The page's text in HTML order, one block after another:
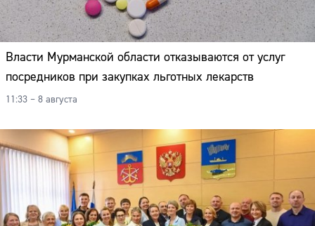
Власти Мурманской области отказываются от услуг
посредников при закупках льготных лекарств
11:33 – 8 августа